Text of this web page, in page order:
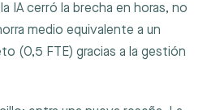
IA cerró la brecha en horas, no
medio equivalente a un
(0,5 FTE) gracias a la gestión